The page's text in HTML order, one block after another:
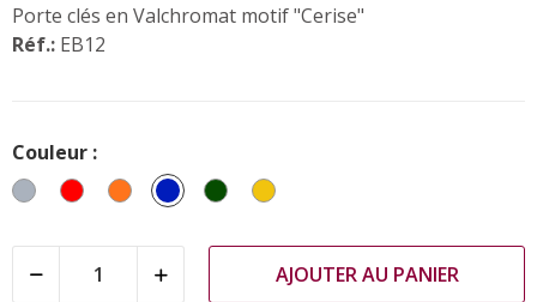
Porte clés en Valchromat motif "Cerise"
Réf.: EB12
Couleur :
Gris RougeOrangeBleu Vert Jaune
AJOUTER AU PANIER